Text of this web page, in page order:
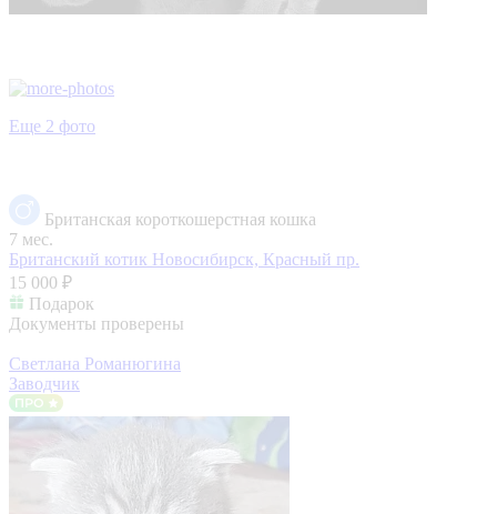
Еще 2 фото
Британская короткошерстная кошка
7 мес.
Британский котик Новосибирск, Красный пр.
15 000 ₽
Подарок
Документы проверены
Светлана Романюгина
Заводчик